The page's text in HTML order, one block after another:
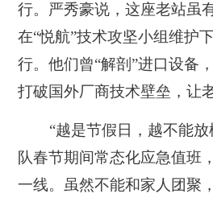
行。严秀豪说，这座老站虽
在“悦航”技术攻坚小组维护
行。他们曾“解剖”进口设备
打破国外厂商技术壁垒，让
“越是节假日，越不能
队春节期间常态化应急值班
一线。虽然不能和家人团聚